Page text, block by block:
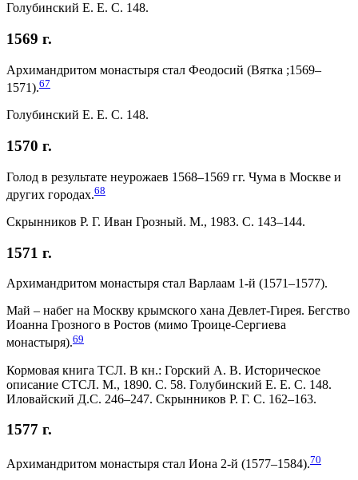
Голубинский Е. Е. С. 148.
1569 г.
Архимандритом монастыря стал Феодосий (Вятка ;1569–
1571).67
Голубинский Е. Е. С. 148.
1570 г.
Голод в результате неурожаев 1568–1569 гг. Чума в Москве и
других городах.68
Скрынников Р. Г. Иван Грозный. М., 1983. С. 143–144.
1571 г.
Архимандритом монастыря стал Варлаам 1-й (1571–1577).
Май – набег на Москву крымского хана Девлет-Гирея. Бегство
Иоанна Грозного в Ростов (мимо Троице-Сергиева
монастыря).69
Кормовая книга ТСЛ. В кн.: Горский А. В. Историческое
описание СТСЛ. М., 1890. С. 58. Голубинский Е. Е. С. 148.
Иловайский Д.С. 246–247. Скрынников Р. Г. С. 162–163.
1577 г.
Архимандритом монастыря стал Иона 2-й (1577–1584).70